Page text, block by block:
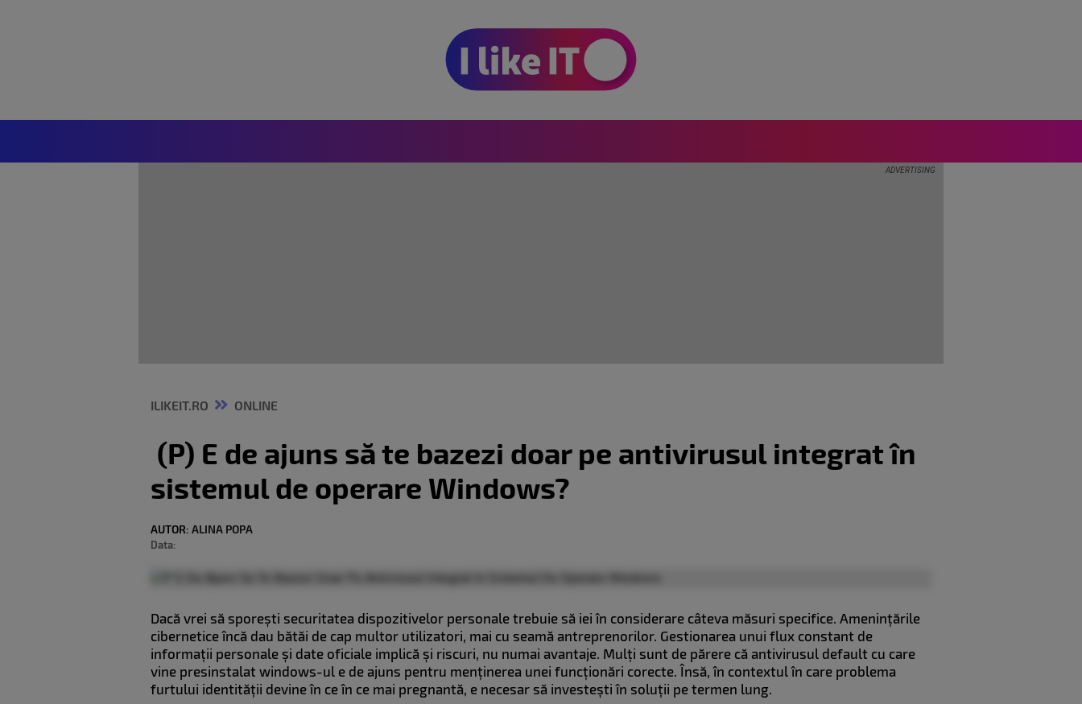
ILIKEIT.RO ONLINE
(P) E de ajuns să te bazezi doar pe antivirusul integrat în
sistemul de operare Windows?
AUTOR: ALINA POPA
Data:
Dacă vrei să sporești securitatea dispozitivelor personale trebuie să iei în considerare câteva măsuri specifice. Amenințările
cibernetice încă dau bătăi de cap multor utilizatori, mai cu seamă antreprenorilor. Gestionarea unui flux constant de
informații personale și date oficiale implică și riscuri, nu numai avantaje. Mulți sunt de părere că antivirusul default cu care
vine presinstalat windows-ul e de ajuns pentru menținerea unei funcționări corecte. Însă, în contextul în care problema
furtului identității devine în ce în ce mai pregnantă, e necesar să investești în soluții pe termen lung.